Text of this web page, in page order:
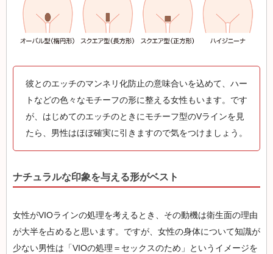
彼とのエッチのマンネリ化防止の意味合いを込めて、ハー
トなどの色々なモチーフの形に整える女性もいます。です
が、はじめてのエッチのときにモチーフ型のVラインを見
たら、男性はほぼ確実に引きますので気をつけましょう。
ナチュラルな印象を与える形がベスト
女性がVIOラインの処理を考えるとき、その動機は衛生面の理由
が大半を占めると思います。ですが、女性の身体について知識が
少ない男性は「VIOの処理＝セックスのため」というイメージを